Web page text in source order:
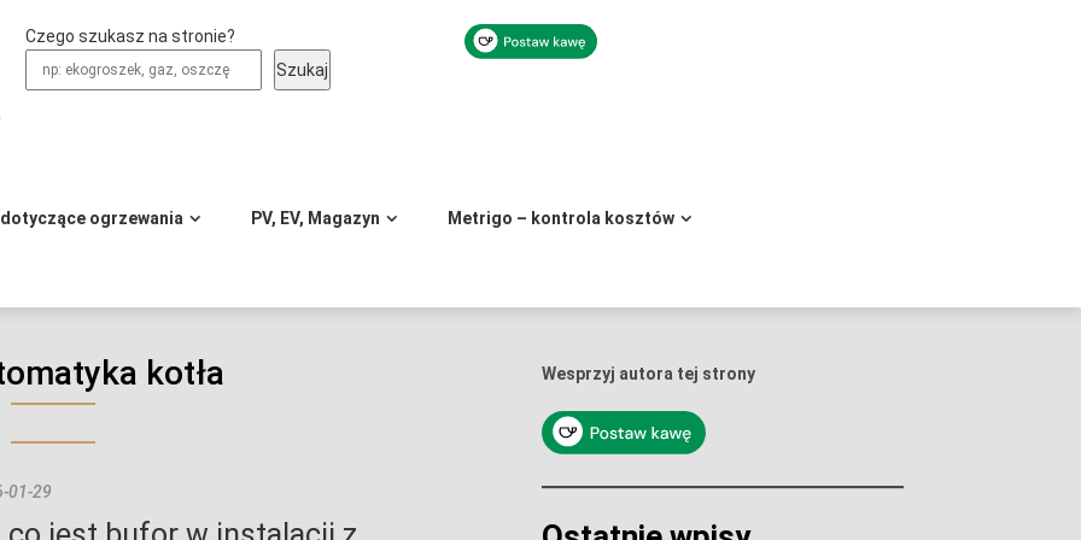
Czego szukasz na stronie?
Szukaj
ogrzewania PV, EV, Magazyn Metrigo – kontrola kosztów
kotła
01-29
Wesprzyj autora tej strony